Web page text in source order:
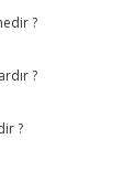
?
?
?